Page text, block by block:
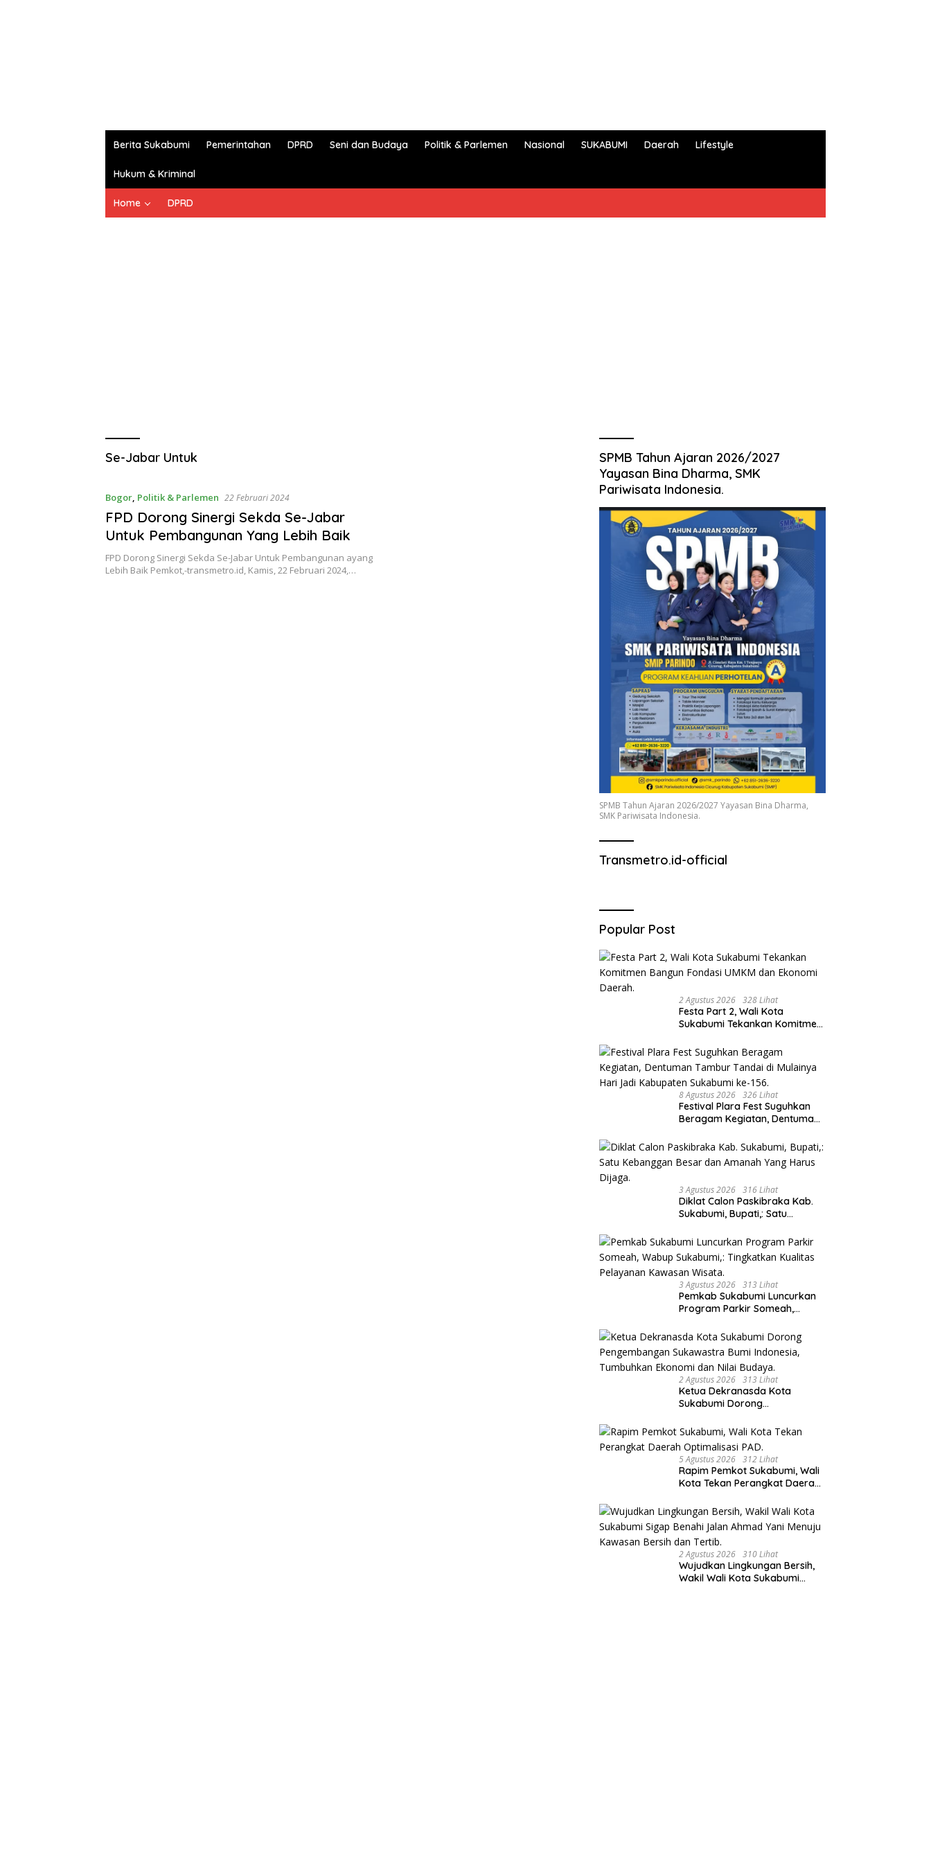
Berita Sukabumi Pemerintahan DPRD Seni dan Budaya Politik & Parlemen Nasional SUKABUMI Daerah Lifestyle
Hukum & Kriminal
Home DPRD
Se-Jabar Untuk
Bogor, Politik & Parlemen 22 Februari 2024
FPD Dorong Sinergi Sekda Se-Jabar
Untuk Pembangunan Yang Lebih Baik
FPD Dorong Sinergi Sekda Se-Jabar Untuk Pembangunan ayang
Lebih Baik Pemkot,-transmetro.id, Kamis, 22 Februari 2024,…
SPMB Tahun Ajaran 2026/2027
Yayasan Bina Dharma, SMK
Pariwisata Indonesia.
SPMB Tahun Ajaran 2026/2027 Yayasan Bina Dharma,
SMK Pariwisata Indonesia.
Transmetro.id-official
Popular Post
2 Agustus 2026 328 Lihat
Festa Part 2, Wali Kota
Sukabumi Tekankan Komitmen
Ekonomi Daerah.
8 Agustus 2026 326 Lihat
Festival Plara Fest Suguhkan
Beragam Kegiatan, Dentuman
Hari Jadi Kabupaten Sukabumi
ke-156.
3 Agustus 2026 316 Lihat
Diklat Calon Paskibraka Kab.
Sukabumi, Bupati,: Satu
Yang Harus Dijaga.
3 Agustus 2026 313 Lihat
Pemkab Sukabumi Luncurkan
Program Parkir Someah,
Kualitas Pelayanan Kawasan
Wisata.
2 Agustus 2026 313 Lihat
Ketua Dekranasda Kota
Sukabumi Dorong
Bumi Indonesia, Tumbuhkan
Ekonomi dan Nilai Budaya.
5 Agustus 2026 312 Lihat
Rapim Pemkot Sukabumi, Wali
Kota Tekan Perangkat Daerah
2 Agustus 2026 310 Lihat
Wujudkan Lingkungan Bersih,
Wakil Wali Kota Sukabumi